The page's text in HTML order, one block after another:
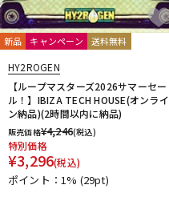
新品 キャンペーン 送料無料
HY2ROGEN
【ループマスターズ2026サマーセー
ル！】IBIZA TECH HOUSE(オンライ
ン納品)(2時間以内に納品)
販売価格¥4,246(税込)
特別価格
¥3,296(税込)
ポイント：1% (29pt)